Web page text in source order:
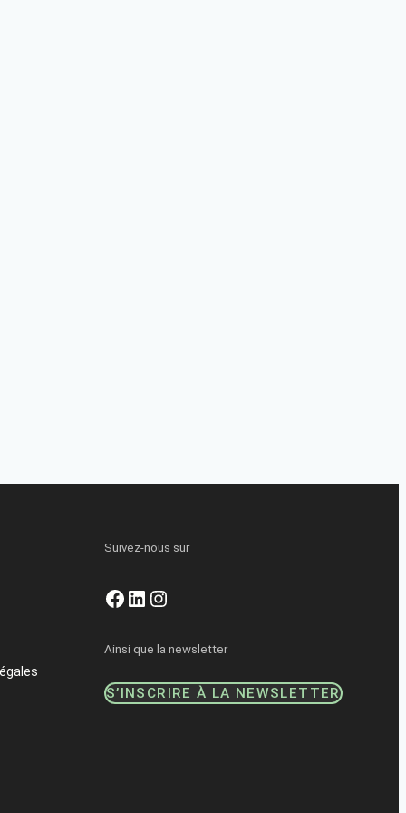
Suivez-nous sur
Facebook
LinkedIn
Instagram
Ainsi que la newsletter
S’INSCRIRE À LA NEWSLETTER